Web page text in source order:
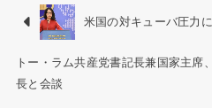
米国の対キューバ圧力
トー・ラム共産党書記長兼国家主席
長と会談